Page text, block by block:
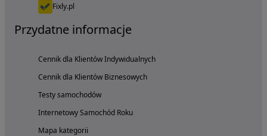
Fixly.pl
Przydatne informacje
Cennik dla Klientów Indywidualnych
Cennik dla Klientów Biznesowych
Testy samochodów
Internetowy Samochód Roku
Mapa kategorii